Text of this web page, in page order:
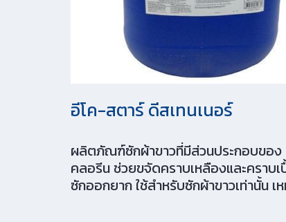
อีโค-สตาร์ ดีสเทนเนอร์
ผลิตภัณฑ์ซักผ้าขาวที่มีส่วนประกอบของ
คลอรีน ช่วยขจัดคราบเหลืองและคราบ
ซักออกยาก ใช้สำหรับซักผ้าขาวเท่านั้น เห